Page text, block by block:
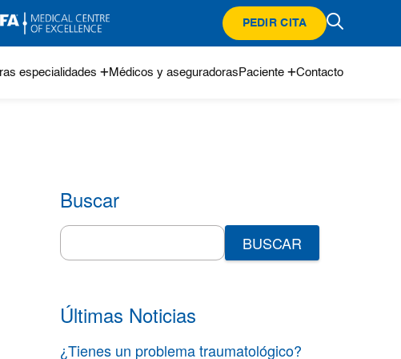
PEDIR CITA
especialidades Médicos y aseguradoras Paciente Contacto
Buscar
Search
for:
Últimas Noticias
¿Tienes un problema traumatológico?